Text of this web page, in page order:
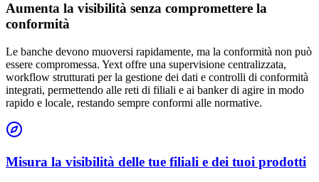
Aumenta la visibilità senza compromettere la
conformità
Le banche devono muoversi rapidamente, ma la conformità non può
essere compromessa. Yext offre una supervisione centralizzata,
workflow strutturati per la gestione dei dati e controlli di conformità
integrati, permettendo alle reti di filiali e ai banker di agire in modo
rapido e locale, restando sempre conformi alle normative.
Misura la visibilità delle tue filiali e dei tuoi prodotti